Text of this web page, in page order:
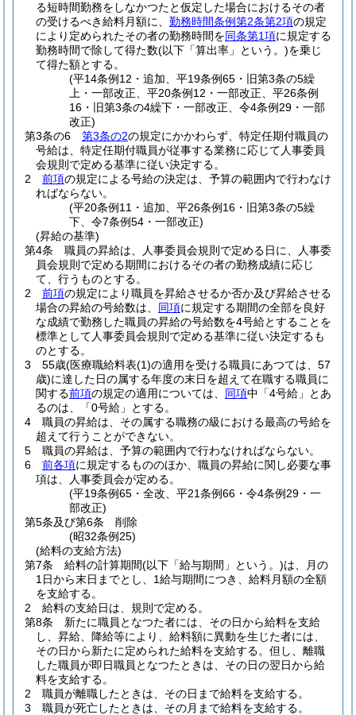
る短時間勤務をしなかつたと仮定した場合におけるその者
の受けるべき給料月額に、 勤務時間条例第2条第2項の規定
により定められたその者の勤務時間を同条第1項に規定する
勤務時間で除して得た数(以下「算出率」という。)を乗じ
て得た額とする。
(平14条例12・追加、平19条例65・旧第3条の5繰
上・一部改正、平20条例12・一部改正、平26条例
16・旧第3条の4繰下・一部改正、令4条例29・一部
改正)
第3条の6
第3条の2の規定にかかわらず、特定任期付職員の
号給は、特定任期付職員が従事する業務に応じて人事委員
会規則で定める基準に従い決定する。
2
前項の規定による号給の決定は、予算の範囲内で行わなけ
ればならない。
(平20条例11・追加、平26条例16・旧第3条の5繰
下、令7条例54・一部改正)
(昇給の基準)
第4条
職員の昇給は、人事委員会規則で定める日に、人事委
員会規則で定める期間におけるその者の勤務成績に応じ
て、行うものとする。
2
前項の規定により職員を昇給させるか否か及び昇給させる
場合の昇給の号給数は、 同項に規定する期間の全部を良好
な成績で勤務した職員の昇給の号給数を4号給とすることを
標準として人事委員会規則で定める基準に従い決定するも
のとする。
3
55歳(医療職給料表(1)の適用を受ける職員にあつては、57
歳)に達した日の属する年度の末日を超えて在職する職員に
関する前項の規定の適用については、 同項中「4号給」とあ
るのは、「0号給」とする。
4
職員の昇給は、その属する職務の級における最高の号給を
超えて行うことができない。
5
職員の昇給は、予算の範囲内で行わなければならない。
6
前各項に規定するもののほか、職員の昇給に関し必要な事
項は、人事委員会が定める。
(平19条例65・全改、平21条例66・令4条例29・一
部改正)
第5条及び第6条
削除
(昭32条例25)
(給料の支給方法)
第7条
給料の計算期間(以下「給与期間」という。)は、月の
1日から末日までとし、1給与期間につき、給料月額の全額
を支給する。
2
給料の支給日は、規則で定める。
第8条
新たに職員となつた者には、その日から給料を支給
し、昇給、降給等により、給料額に異動を生じた者には、
その日から新たに定められた給料を支給する。 但し、離職
した職員が即日職員となつたときは、その日の翌日から給
料を支給する。
2
職員が離職したときは、その日まで給料を支給する。
3
職員が死亡したときは、その月まで給料を支給する。